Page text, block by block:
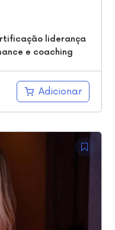
liderança
e coaching
Adicionar